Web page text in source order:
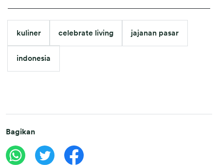
kuliner celebrate living jajanan pasar
indonesia
Bagikan